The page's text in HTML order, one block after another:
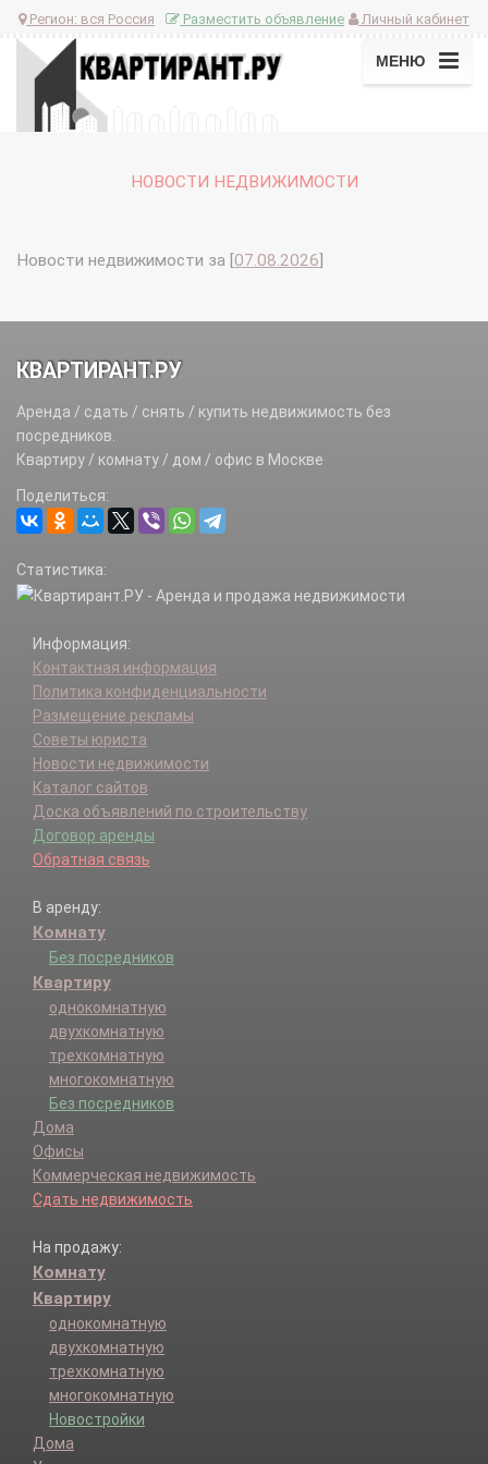
Регион: вся Россия Личный кабинет
Разместить объявление
МЕНЮ
НОВОСТИ НЕДВИЖИМОСТИ
Новости недвижимости за [ 07.08.2026
КВАРТИРАНТ.РУ
Аренда / сдать / снять / купить недвижимость без
посредников.
Квартиру / комнату / дом / офис в Москве
Поделиться:
Статистика:
Информация:
Контактная информация
Политика конфиденциальности
Размещение рекламы
Советы юриста
Новости недвижимости
Каталог сайтов
Доска объявлений по строительству
Договор аренды
Обратная связь
В аренду:
Комнату
Без посредников
Квартиру
однокомнатную
двухкомнатную
трехкомнатную
многокомнатную
Без посредников
Дома
Офисы
Коммерческая недвижимость
Сдать недвижимость
На продажу:
Комнату
Квартиру
однокомнатную
двухкомнатную
трехкомнатную
многокомнатную
Новостройки
Дома